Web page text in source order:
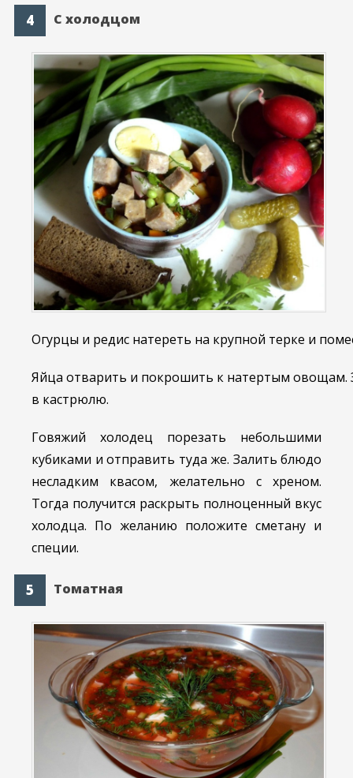
С холодцом
Огурцы и редис натереть на крупной терке и
Яйца отварить и покрошить к натертым овощам.
в кастрюлю.
Говяжий холодец порезать небольшими
кубиками и отправить туда же. Залить блюдо
несладким квасом, желательно с хреном.
Тогда получится раскрыть полноценный вкус
холодца. По желанию положите сметану и
специи.
Томатная